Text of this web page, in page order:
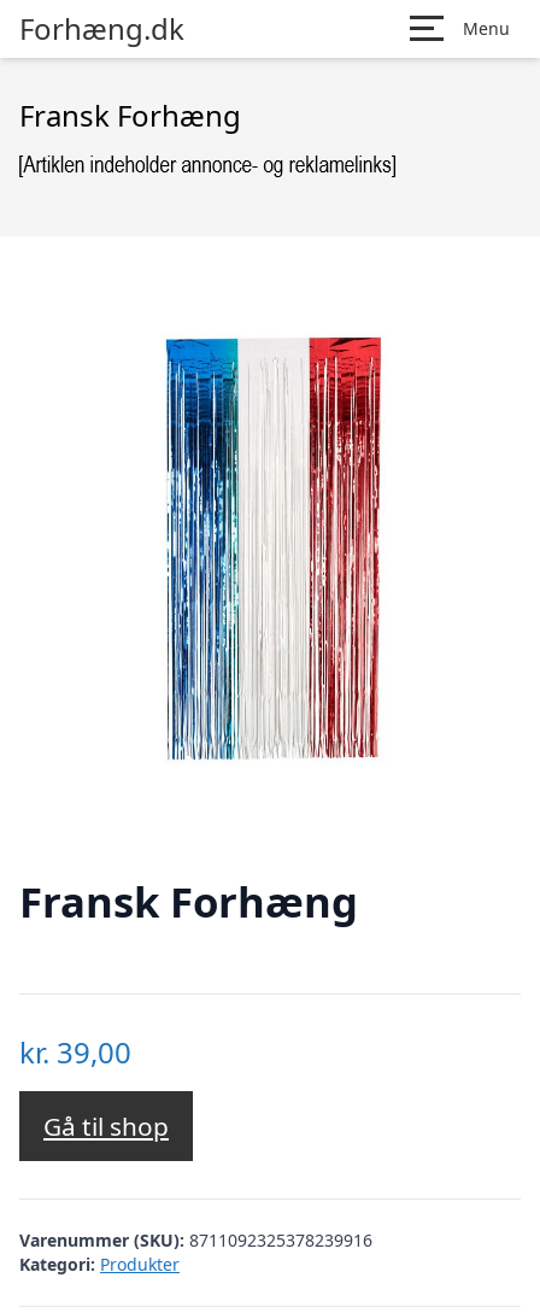
Forhæng.dk Menu
Fransk Forhæng
Fransk Forhæng
kr. 39,00
Gå til shop
Varenummer (SKU): 8711092325378239916
Kategori: Produkter